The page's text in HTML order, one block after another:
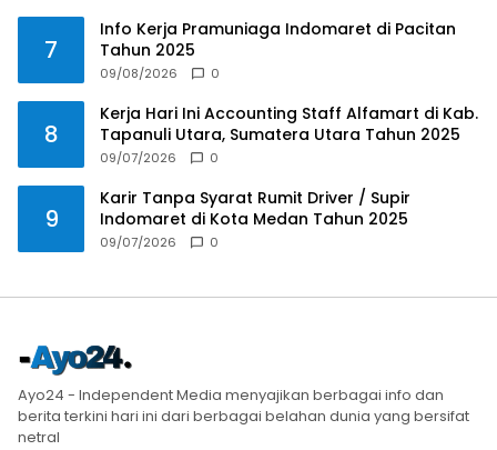
7
Info Kerja Pramuniaga Indomaret di Pacitan
Tahun 2025
09/08/2026 0
8
Kerja Hari Ini Accounting Staff Alfamart di Kab.
Tapanuli Utara, Sumatera Utara Tahun 2025
09/07/2026 0
9
Karir Tanpa Syarat Rumit Driver / Supir
Indomaret di Kota Medan Tahun 2025
09/07/2026 0
Ayo24 - Independent Media menyajikan berbagai info dan
berita terkini hari ini dari berbagai belahan dunia yang bersifat
netral